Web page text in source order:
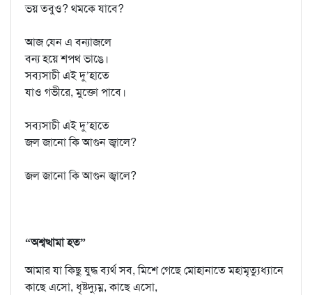
ভয় তবুও? থমকে যাবে?
আজ যেন এ বন্যাজলে
বন্য হয়ে শপথ ভাঙে।
সব্যসাচী এই দু’হাতে
যাও গভীরে, মুক্তো পাবে।
সব্যসাচী এই দু’হাতে
জল জানো কি আগুন জ্বালে?
জল জানো কি আগুন জ্বালে?
“অশ্বত্থামা হত”
আমার যা কিছু যুদ্ধ ব্যর্থ সব, মিশে গেছে মোহানাতে মহামৃত্যুধ্যানে
কাছে এসো, ধৃষ্টদ্যুম্ন, কাছে এসো,